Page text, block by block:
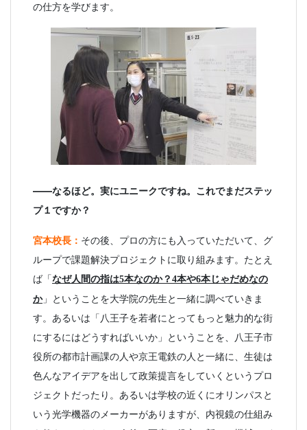
の仕方を学びます。
――なるほど。実にユニークですね。これでまだステッ
プ１ですか？
宮本校長： その後、プロの方にも入っていただいて、グ
ループで課題解決プロジェクトに取り組みます。たとえ
ば「なぜ人間の指は5本なのか？ 4本や6本じゃだめなの
か」ということを大学院の先生と一緒に調べていきま
す。あるいは「八王子を若者にとってもっと魅力的な街
にするにはどうすればいいか」ということを、八王子市
役所の都市計画課の人や京王電鉄の人と一緒に、生徒は
色んなアイデアを出して政策提言をしていくというプロ
ジェクトだったり。あるいは学校の近くにオリンパスと
いう光学機器のメーカーがありますが、内視鏡の仕組み